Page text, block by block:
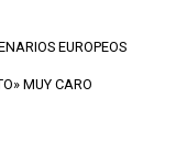
EUROPEOS
MUY CARO